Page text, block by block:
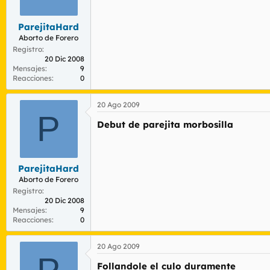
d
e
t
m
a
ParejitaHard
Aborto de Forero
Registro
20 Dic 2008
Mensajes
9
Reacciones
0
P
ParejitaHard
Aborto de Forero
Registro
20 Dic 2008
Mensajes
9
Reacciones
0
20 Ago 2009
Debut de parejita morbosilla
20 Ago 2009
Follandole el culo duramente